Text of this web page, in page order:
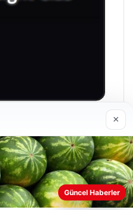
daha iyi anlayabilmek,
amacıyla çerezler
×
Güncel Haberler